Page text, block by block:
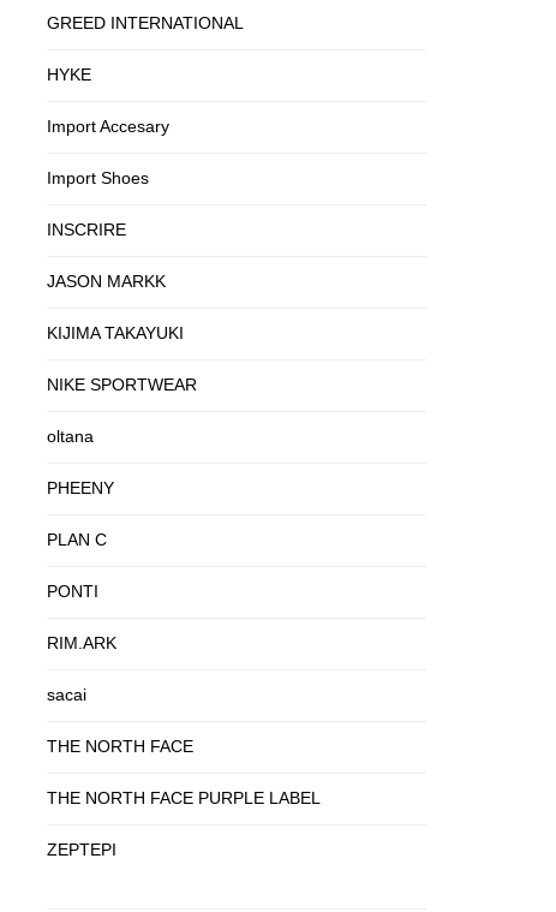
GREED INTERNATIONAL
HYKE
Import Accesary
Import Shoes
INSCRIRE
JASON MARKK
KIJIMA TAKAYUKI
NIKE SPORTWEAR
oltana
PHEENY
PLAN C
PONTI
RIM.ARK
sacai
THE NORTH FACE
THE NORTH FACE PURPLE LABEL
ZEPTEPI